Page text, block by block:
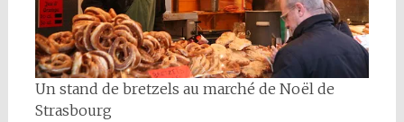
Un stand de bretzels au marché de Noël de
Strasbourg